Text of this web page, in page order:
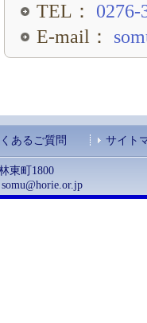
TEL： 0276-
E-mail：
あるご質問 サイト
東町1800
somu@horie.or.jp